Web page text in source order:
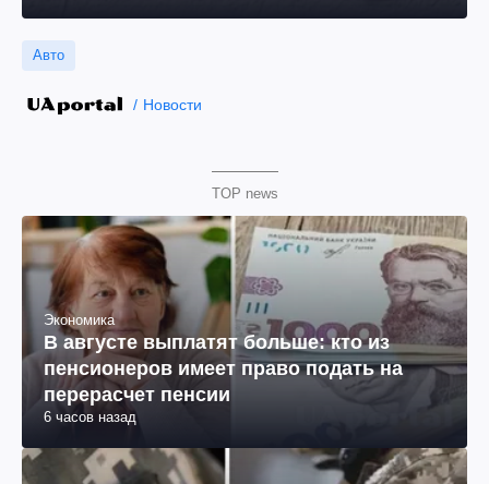
Авто
Новости
TOP news
Экономика
В августе выплатят больше: кто из
пенсионеров имеет право подать на
перерасчет пенсии
6 часов назад